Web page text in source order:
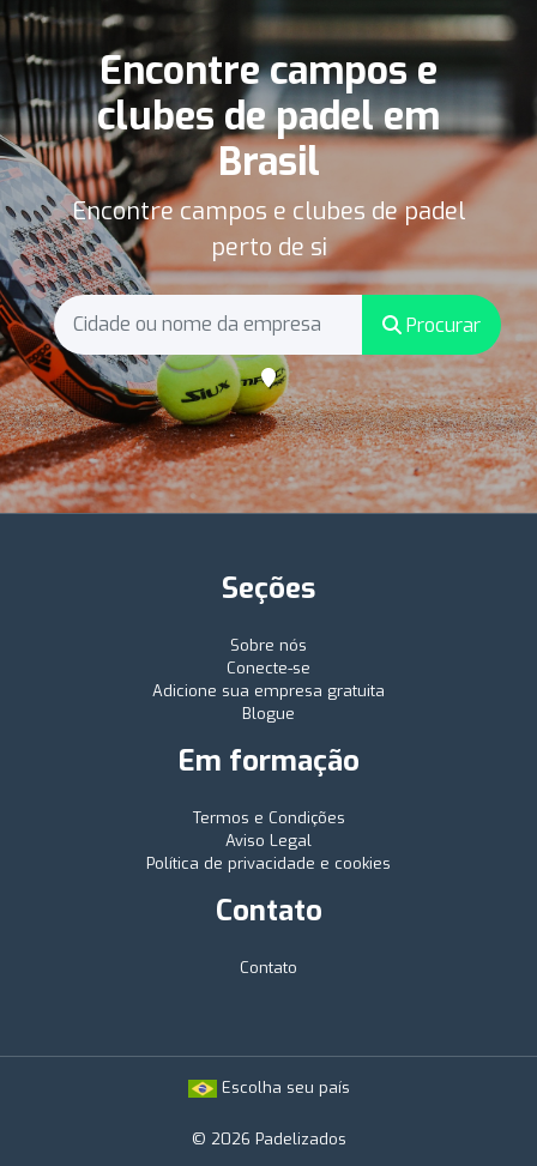
Encontre campos e
clubes de padel em
Brasil
Encontre campos e clubes de padel
perto de si
Procurar
Seções
Sobre nós
Conecte-se
Adicione sua empresa gratuita
Blogue
Em formação
Termos e Condições
Aviso Legal
Política de privacidade e cookies
Contato
Contato
Escolha seu país
© 2026 Padelizados